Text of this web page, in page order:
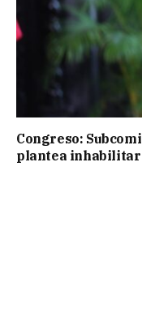
Congreso:
plantea inhabilitar